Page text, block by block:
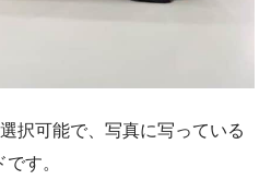
択可能で、写真に写っている
す。